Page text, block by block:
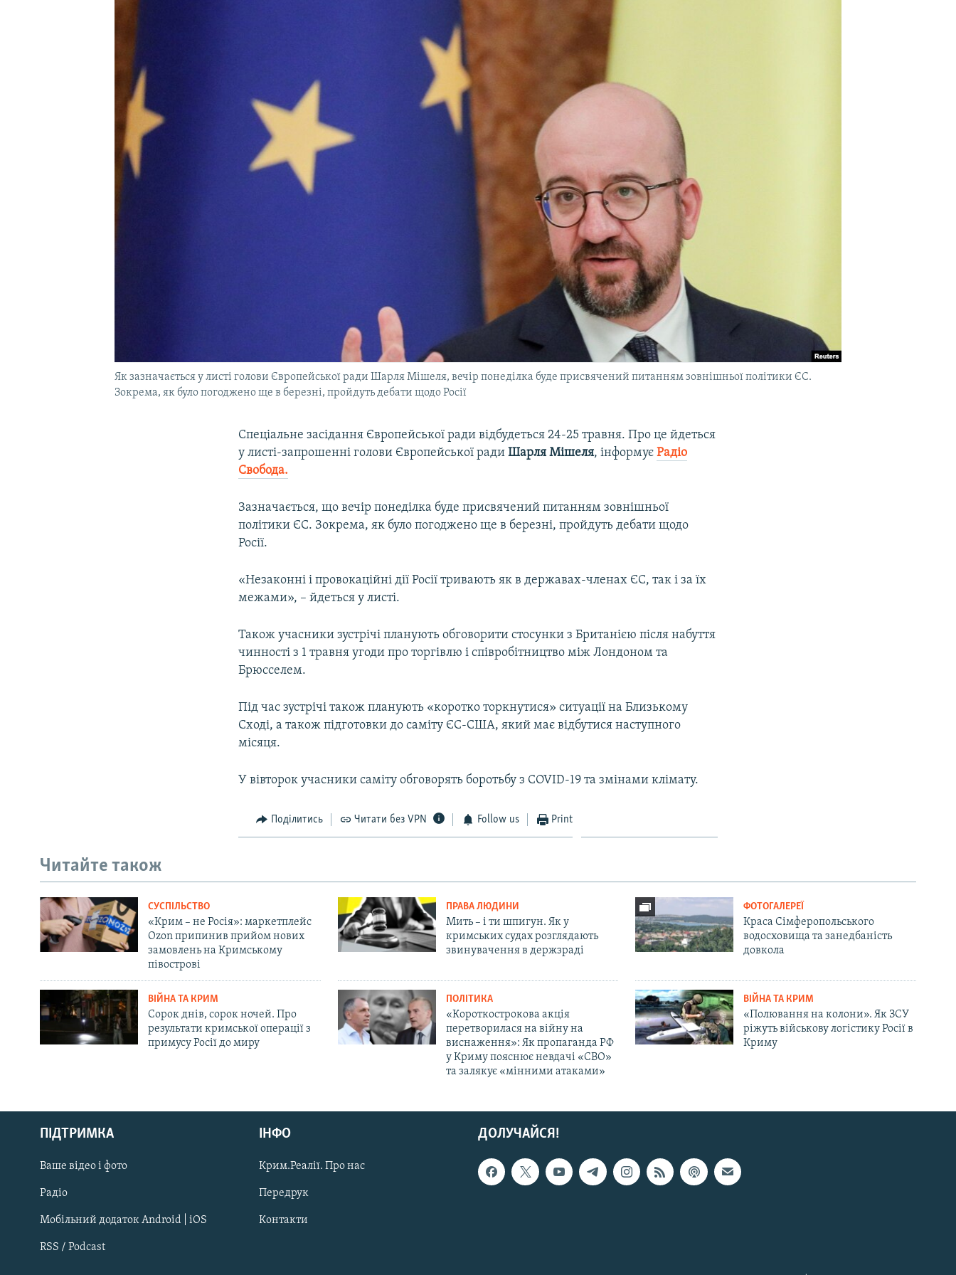
Русский
Qırımtatar
ДОЛУЧАЙСЯ!
Як зазначається у листі голови Європейської ради Шарля Мішеля, вечір понеділка буде присвячений питанням зовнішньої політики ЄС.
Зокрема, як було погоджено ще в березні, пройдуть дебати щодо Росії
Спеціальне засідання Європейської ради відбудеться 24-25 травня. Про це йдеться
у листі-запрошенні голови Європейської радиШарля Мішеля, інформуєРадіо
Свобода.
Зазначається, що вечір понеділка буде присвячений питанням зовнішньої
політики ЄС. Зокрема, як було погоджено ще в березні, пройдуть дебати щодо
Росії.
«Незаконні і провокаційні дії Росії тривають як в державах-членах ЄС, так і за їх
межами», – йдеться у листі.
Також учасники зустрічі планують обговорити стосунки з Британією після набуття
чинності з 1 травня угоди про торгівлю і співробітництво між Лондоном та
Брюсселем.
Під час зустрічі також планують «коротко торкнутися» ситуації на Близькому
Сході, а також підготовки до саміту ЄС-США, який має відбутися наступного
місяця.
У вівторок учасники саміту обговорять боротьбу з COVID-19 та змінами клімату.
Поділитись Читати без VPN Follow us Print
Читайте також
СУСПІЛЬСТВО
«Крим – не Росія»: маркетплейс
Ozon припинив прийом нових
замовлень на Кримському
півострові
ПРАВА ЛЮДИНИ
Мить – і ти шпигун. Як у
кримських судах розглядають
звинувачення в держзраді
ФОТОГАЛЕРЕЇ
Краса Сімферопольського
водосховища та занедбаність
довкола
ВІЙНА ТА КРИМ
Сорок днів, сорок ночей. Про
результати кримської операції з
примусу Росії до миру
ПОЛІТИКА
«Короткострокова акція
перетворилася на війну на
виснаження»: Як пропаганда РФ
у Криму пояснює невдачі «СВО»
та залякує «мінними атаками»
ВІЙНА ТА КРИМ
«Полювання на колони». Як ЗСУ
ріжуть військову логістику Росії в
Криму
ДОЛУЧАЙСЯ!
ПІДТРИМКА
Ваше відео і фото
Радіо
Мобільний додаток Android | iOS
RSS / Podcast
ІНФО
Крим.Реалії. Про нас
Передрук
Контакти